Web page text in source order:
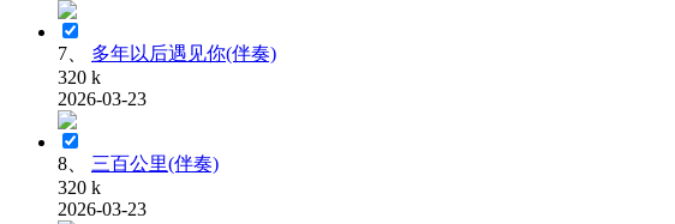
7、
多年以后遇见你(伴奏)
320 k
2026-03-23
8、
三百公里(伴奏)
320 k
2026-03-23